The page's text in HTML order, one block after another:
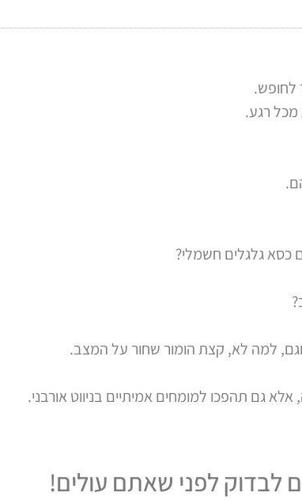
לחופש.
מכל רגע.
גלגלים חשמלי?
למה לא, קצת הומור שחור על המצב.
גם תהפכו למומחים אמיתיים בניווט אורבני.